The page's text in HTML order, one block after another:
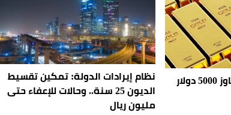
«UBS»: الذهب قد يتجاوز 5000 دولار
نظام إيرادات الدولة: تمكين تقسيط
الديون 25 سنة.. وحالات للإعفاء حتى
مليون ريال